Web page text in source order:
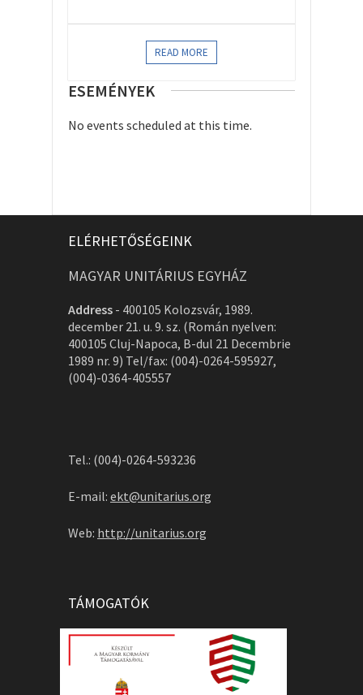
READ MORE
ESEMÉNYEK
No events scheduled at this time.
ELÉRHETŐSÉGEINK
MAGYAR UNITÁRIUS EGYHÁZ
Address - 400105 Kolozsvár, 1989.
december 21. u. 9. sz. (Román nyelven:
400105 Cluj-Napoca, B-dul 21 Decembrie
1989 nr. 9) Tel/fax: (004)-0264-595927,
(004)-0364-405557
Tel.: (004)-0264-593236
E-mail: ekt@unitarius.org
Web: http://unitarius.org
TÁMOGATÓK